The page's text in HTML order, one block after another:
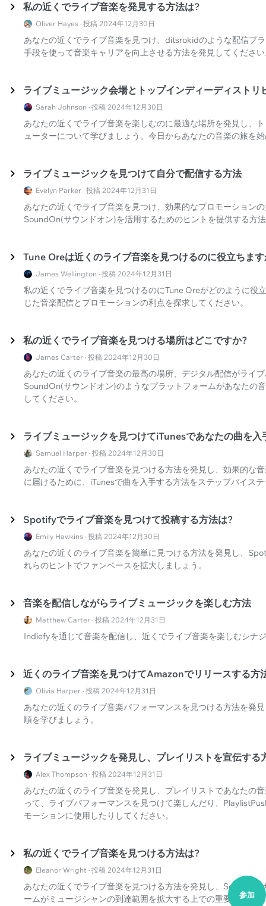
私の近くでライブ音楽を発見する方法は?
Oliver Hayes · 投稿 2024年12月30日
あなたの近くでライブ音楽を見つけ、ditsrokidのような配信プ
手段を使って音楽キャリアを向上させる方法を発見してくださ
ライブミュージック会場とトップインディーディスト
Sarah Johnson · 投稿 2024年12月30日
あなたの近くでライブ音楽を楽しむのに最適な場所を発見し、
ューターについて学びましょう。今日からあなたの音楽の旅を
ライブミュージックを見つけて自分で配信する方法
Evelyn Parker · 投稿 2024年12月31日
あなたの近くでライブ音楽を見つけ、効果的なプロモーション
SoundOn(サウンドオン)を活用するためのヒントを提供する方
Tune Oreは近くのライブ音楽を見つけるのに役立ちま
James Wellington · 投稿 2024年12月31日
私の近くでライブ音楽を見つけるのにTune Oreがどのように役
じた音楽配信とプロモーションの利点を探求してください。
私の近くでライブ音楽を見つける場所はどこですか?
James Carter · 投稿 2024年12月30日
あなたの近くのライブ音楽の最高の場所、デジタル配信がライ
SoundOn(サウンドオン)のようなプラットフォームがあなたの
してください。
ライブミュージックを見つけてiTunesであなたの曲を入
Samuel Harper · 投稿 2024年12月30日
あなたの近くでライブ音楽を見つける方法を発見し、効果的な
に届けるために、iTunesで曲を入手する方法をステップバイス
Spotifyでライブ音楽を見つけて投稿する方法は?
Emily Hawkins · 投稿 2024年12月30日
あなたの近くのライブ音楽を簡単に見つける方法を発見し、
れらのヒントでファンベースを拡大しましょう。
音楽を配信しながらライブミュージックを楽しむ方法
Matthew Carter · 投稿 2024年12月31日
Indiefyを通じて音楽を配信し、近くでライブ音楽を楽しむシナ
近くのライブ音楽を見つけてAmazonでリリースする方
Olivia Harper · 投稿 2024年12月31日
あなたの近くのライブ音楽パフォーマンスを見つける方法を発
順を学びましょう。
ライブミュージックを発見し、プレイリストを宣伝する
Alex Thompson · 投稿 2024年12月31日
あなたの近くのライブ音楽を発見し、プレイリストであなたの
って、ライブパフォーマンスを見つけて楽しんだり、
モーションに使用したりしてください。
私の近くでライブ音楽を見つける方法は?
Eleanor Wright · 投稿 2024年12月31日
あなたの近くでライブ音楽を見つける方法を発見し、
ームがミュージシャンの到達範囲を拡大する上での重要性を理
参加